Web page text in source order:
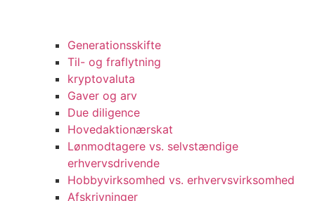
Generationsskifte
Til- og fraflytning
kryptovaluta
Gaver og arv
Due diligence
Hovedaktionærskat
Lønmodtagere vs. selvstændige
erhvervsdrivende
Hobbyvirksomhed vs. erhvervsvirksomhed
Afskrivninger